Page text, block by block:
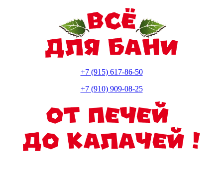
+7 (915) 617-86-50
+7 (910) 909-08-25